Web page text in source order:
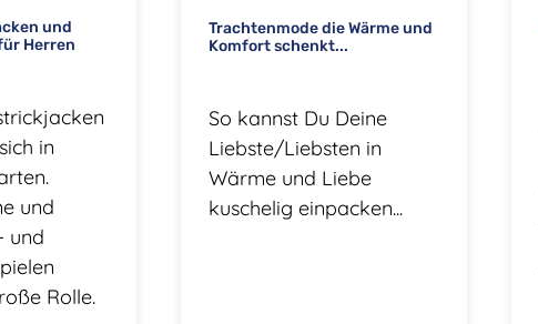
und
Herren
in
und
und
Rolle.
Trachtenmode die Wärme und
Komfort schenkt...
So kannst Du Deine
Liebste/Liebsten in
Wärme und Liebe
kuschelig einpacken...